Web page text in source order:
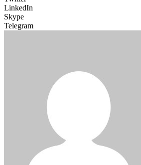
LinkedIn
Skype
Telegram